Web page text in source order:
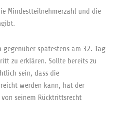
Mindestteilnehmerzahl und die
spätestens am 32. Tag
zu erklären. Sollte bereits zu
sein, dass die
werden kann, hat der
seinem Rücktrittsrecht